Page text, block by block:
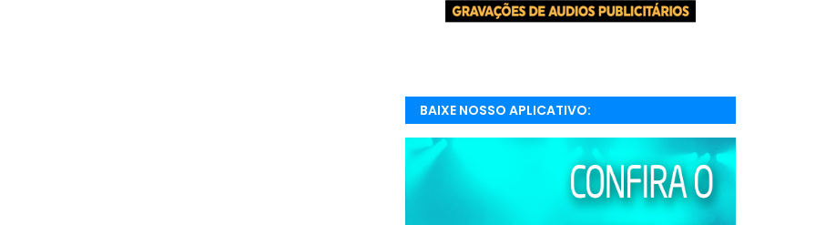
BAIXE NOSSO APLICATIVO:
RADIONETPARNAIBA